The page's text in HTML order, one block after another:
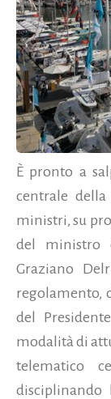
È pronto a
centrale
ministri, su
del ministro
Graziano
regolamento,
del
modalità di
telematico
disciplinando